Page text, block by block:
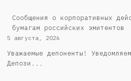
Cообщения о корпоративных
бумагам российских эмитентов
5 августа, 2026
Уважаемые депоненты!
Депози...